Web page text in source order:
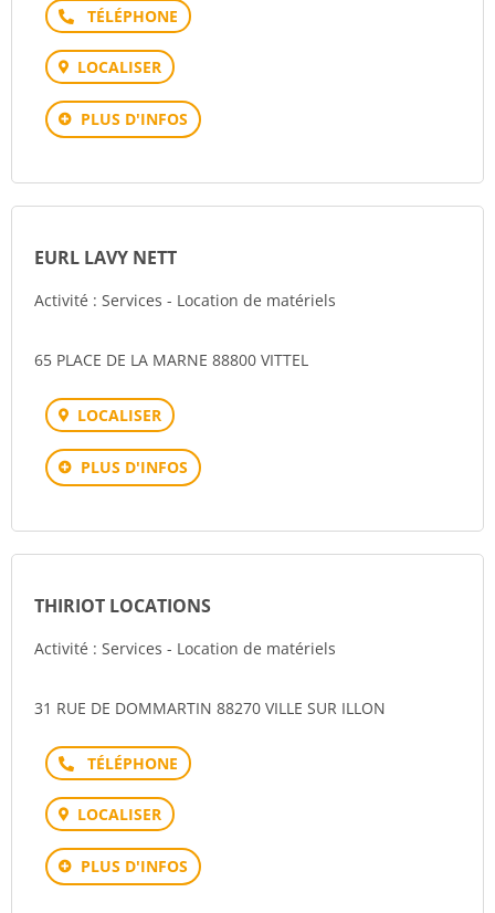
Téléphone
LOCALISER
PLUS D'INFOS
EURL LAVY NETT
Activité : Services - Location de matériels
65 PLACE DE LA MARNE 88800 VITTEL
LOCALISER
PLUS D'INFOS
THIRIOT LOCATIONS
Activité : Services - Location de matériels
31 RUE DE DOMMARTIN 88270 VILLE SUR ILLON
Téléphone
LOCALISER
PLUS D'INFOS